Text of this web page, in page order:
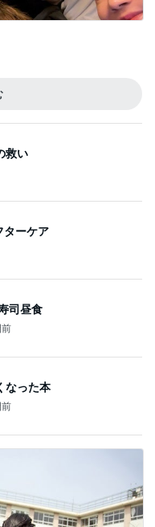
救い
ターケア
司昼食
なった本